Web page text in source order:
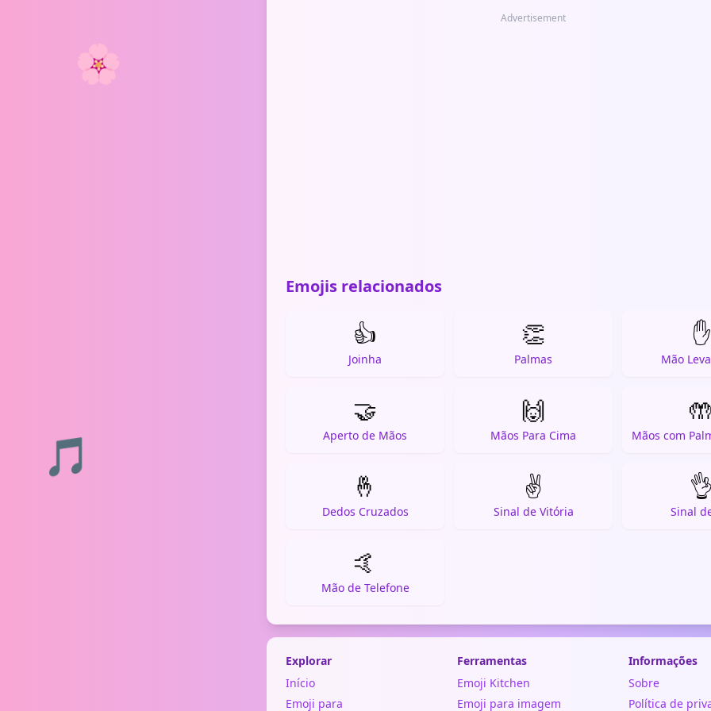
🌸
🎵
Advertisement
Emojis relacionados
👍
Joinha
👏
Palmas
✋
Mão
🤝
Aperto de Mãos
🙌
Mãos Para Cima
🤞
Dedos Cruzados
✌️
Sinal de Vitória Sinal
🤙
Mão de Telefone
Explorar
Início
Emoji para
Ferramentas
Emoji Kitchen
Emoji para imagem
Informações
Sobre
Política de